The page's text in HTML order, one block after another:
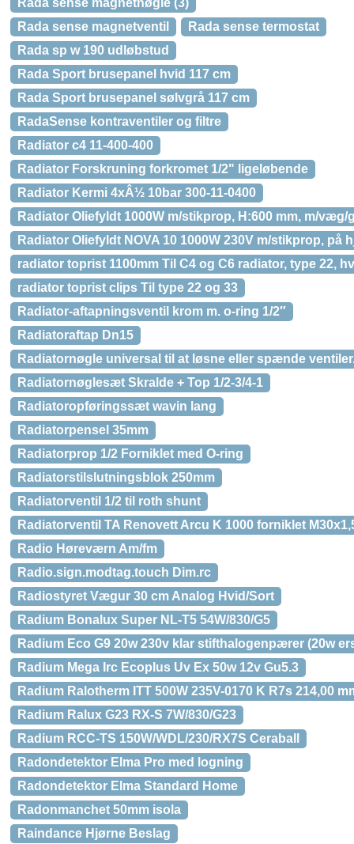
Rada sense magnetnøgle (3)
Rada sense magnetventil
Rada sense termostat
Rada sp w 190 udløbstud
Rada Sport brusepanel hvid 117 cm
Rada Sport brusepanel sølvgrå 117 cm
RadaSense kontraventiler og filtre
Radiator c4 11-400-400
Radiator Forskruning forkromet 1/2" ligeløbende
Radiator Kermi 4xÂ½ 10bar 300-11-0400
Radiator Oliefyldt 1000W m/stikprop, H:600 mm, m/væg/
Radiator Oliefyldt NOVA 10 1000W 230V m/stikprop, på
radiator toprist 1100mm Til C4 og C6 radiator, type 22,
radiator toprist clips Til type 22 og 33
Radiator-aftapningsventil krom m. o-ring 1/2″
Radiatoraftap Dn15
Radiatornøgle universal til at løsne eller spænde
Radiatornøglesæt Skralde + Top 1/2-3/4-1
Radiatoropføringssæt wavin lang
Radiatorpensel 35mm
Radiatorprop 1/2 Forniklet med O-ring
Radiatorstilslutningsblok 250mm
Radiatorventil 1/2 til roth shunt
Radiatorventil TA Renovett Arcu K 1000 forniklet
Radio Høreværn Am/fm
Radio.sign.modtag.touch Dim.rc
Radiostyret Vægur 30 cm Analog Hvid/Sort
Radium Bonalux Super NL-T5 54W/830/G5
Radium Eco G9 20w 230v klar stifthalogenpærer (20w
Radium Mega Irc Ecoplus Uv Ex 50w 12v Gu5.3
Radium Ralotherm ITT 500W 235V-0170 K R7s 214,00
Radium Ralux G23 RX-S 7W/830/G23
Radium RCC-TS 150W/WDL/230/RX7S Ceraball
Radondetektor Elma Pro med logning
Radondetektor Elma Standard Home
Radonmanchet 50mm isola
Raindance Hjørne Beslag